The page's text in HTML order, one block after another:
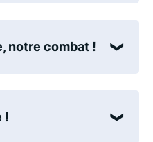
notre combat !
!